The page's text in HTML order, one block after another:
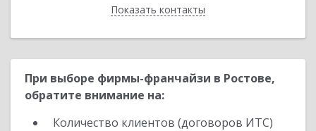
Показать контакты
Назад
При выборе фирмы-франчайзи в Ростове,
обратите внимание на:
Количество клиентов (договоров ИТС)